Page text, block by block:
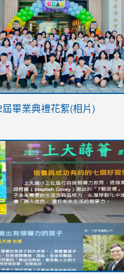
屆畢業典禮花絮(相片)
file/d/1I-
stes.tyc.edu.tw/